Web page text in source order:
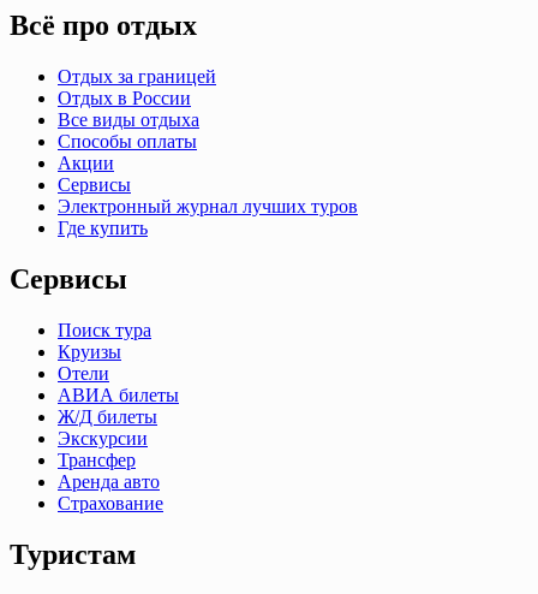
Всё про отдых
Отдых за границей
Отдых в России
Все виды отдыха
Способы оплаты
Акции
Сервисы
Электронный журнал лучших туров
Где купить
Сервисы
Поиск тура
Круизы
Отели
АВИА билеты
Ж/Д билеты
Экскурсии
Трансфер
Аренда авто
Страхование
Туристам